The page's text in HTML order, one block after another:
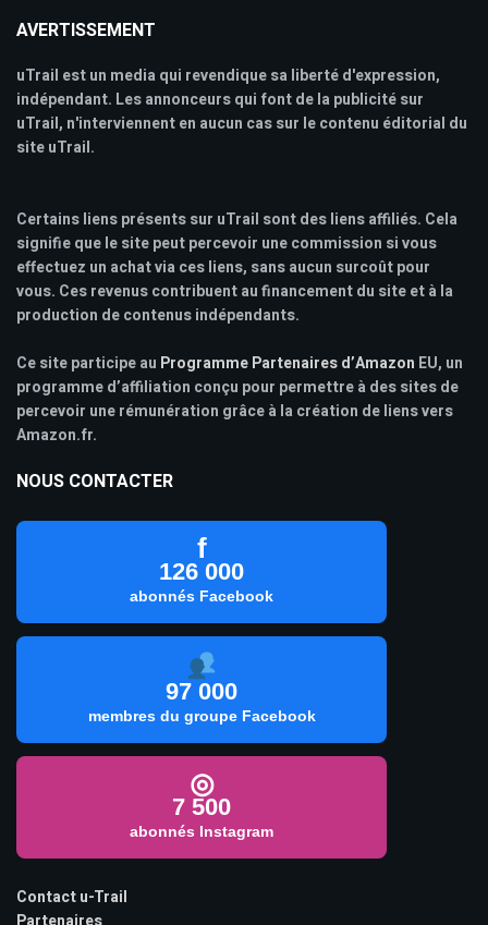
AVERTISSEMENT
uTrail est un media qui revendique sa liberté d'expression,
indépendant. Les annonceurs qui font de la publicité sur
uTrail, n'interviennent en aucun cas sur le contenu éditorial du
site uTrail.
Certains liens présents sur uTrail sont des liens affiliés. Cela
signifie que le site peut percevoir une commission si vous
effectuez un achat via ces liens, sans aucun surcoût pour
vous. Ces revenus contribuent au financement du site et à la
production de contenus indépendants.
Ce site participe au Programme Partenaires d’Amazon EU, un
programme d’affiliation conçu pour permettre à des sites de
percevoir une rémunération grâce à la création de liens vers
Amazon.fr.
NOUS CONTACTER
f
126 000
abonnés Facebook
97 000
membres du groupe Facebook
◎
7 500
abonnés Instagram
Contact u-Trail